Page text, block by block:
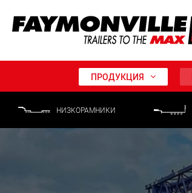
ПРОДУКЦИЯ
НИЗКОРАМНИКИ